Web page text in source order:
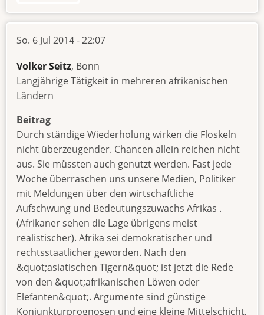
So. 6 Jul 2014 - 22:07
Volker Seitz, Bonn
Langjährige Tätigkeit in mehreren afrikanischen
Ländern
Beitrag
Durch ständige Wiederholung wirken die Floskeln
nicht überzeugender. Chancen allein reichen nicht
aus. Sie müssten auch genutzt werden. Fast jede
Woche überraschen uns unsere Medien, Politiker
mit Meldungen über den wirtschaftliche
Aufschwung und Bedeutungszuwachs Afrikas .
(Afrikaner sehen die Lage übrigens meist
realistischer). Afrika sei demokratischer und
rechtsstaatlicher geworden. Nach den
&quot;asiatischen Tigern&quot; ist jetzt die Rede
von den &quot;afrikanischen Löwen oder
Elefanten&quot;. Argumente sind günstige
Konjunkturprognosen und eine kleine Mittelschicht,